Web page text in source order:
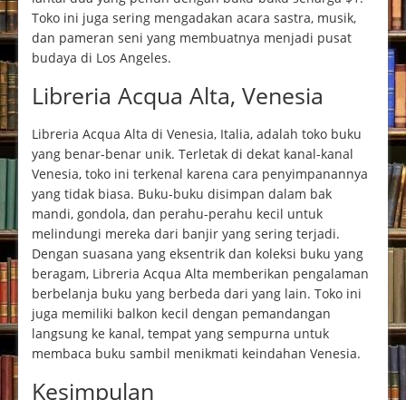
Toko ini juga sering mengadakan acara sastra, musik,
dan pameran seni yang membuatnya menjadi pusat
budaya di Los Angeles.
Libreria Acqua Alta, Venesia
Libreria Acqua Alta di Venesia, Italia, adalah toko buku
yang benar-benar unik. Terletak di dekat kanal-kanal
Venesia, toko ini terkenal karena cara penyimpanannya
yang tidak biasa. Buku-buku disimpan dalam bak
mandi, gondola, dan perahu-perahu kecil untuk
melindungi mereka dari banjir yang sering terjadi.
Dengan suasana yang eksentrik dan koleksi buku yang
beragam, Libreria Acqua Alta memberikan pengalaman
berbelanja buku yang berbeda dari yang lain. Toko ini
juga memiliki balkon kecil dengan pemandangan
langsung ke kanal, tempat yang sempurna untuk
membaca buku sambil menikmati keindahan Venesia.
Kesimpulan